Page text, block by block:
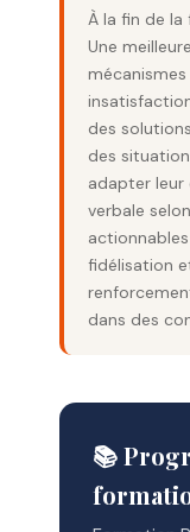
À la fin de
Une
des
des
adapter
verbale
fidélisation
dans des
📚